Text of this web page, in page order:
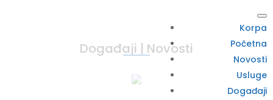
Korpa
Početna
Novosti
Usluge
Događaji
Događaji | Novosti